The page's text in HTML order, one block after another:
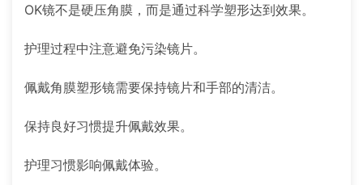
OK镜不是硬压角膜，而是通过科学塑形达到效果。
护理过程中注意避免污染镜片。
佩戴角膜塑形镜需要保持镜片和手部的清洁。
保持良好习惯提升佩戴效果。
护理习惯影响佩戴体验。